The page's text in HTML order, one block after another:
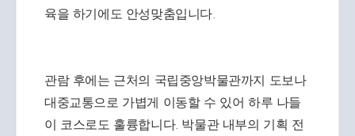
육을 하기에도 안성맞춤입니다.
관람 후에는 근처의 국립중앙박물관까지 도보나
대중교통으로 가볍게 이동할 수 있어 하루 나들
이 코스로도 훌륭합니다. 박물관 내부의 기획 전